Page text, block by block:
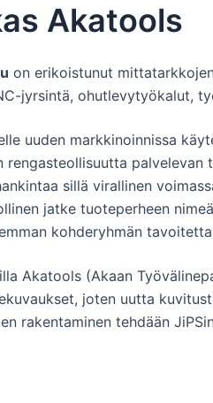
Akatools
on erikoistunut
jyrsintä, ohutlevytyökalut,
uuden markkinoinnissa
rengasteollisuutta
sillä virallinen
jatke tuoteperheen
kohderyhmän
Akatools (Akaan
joten uutta
rakentaminen tehdään